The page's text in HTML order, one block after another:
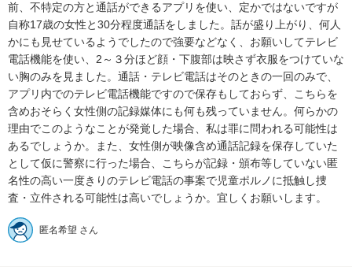
前、不特定の方と通話ができるアプリを使い、定かではないですが
自称17歳の女性と30分程度通話をしました。話が盛り上がり、何人
かにも見せているようでしたので強要などなく、お願いしてテレビ
電話機能を使い、2～３分ほど顔・下腹部は映さず衣服をつけていな
い胸のみを見ました。通話・テレビ電話はそのときの一回のみで、
アプリ内でのテレビ電話機能ですので保存もしておらず、こちらを
含めおそらく女性側の記録媒体にも何も残っていません。何らかの
理由でこのようなことが発覚した場合、私は罪に問われる可能性は
あるでしょうか。また、女性側が映像含め通話記録を保存していた
として仮に警察に行った場合、こちらが記録・頒布等していない匿
名性の高い一度きりのテレビ電話の事案で児童ポルノに抵触し捜
査・立件される可能性は高いでしょうか。宜しくお願いします。
匿名希望 さん